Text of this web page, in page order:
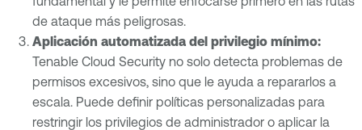
de ataque más peligrosas.
Aplicación automatizada del privilegio mínimo:
Tenable Cloud Security no solo detecta problemas de
permisos excesivos, sino que le ayuda a repararlos a
escala. Puede definir políticas personalizadas para
restringir los privilegios de administrador o aplicar la